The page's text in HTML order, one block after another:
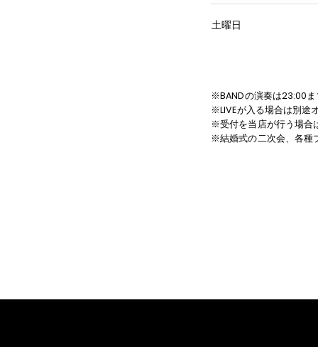
土曜日
※BANDの演奏は23:00ま
※LIVEが入る場合は別途
※受付を当店が行う場合
※結婚式の二次会、各種